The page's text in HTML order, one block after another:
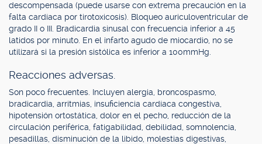
descompensada (puede usarse con extrema precaución en la
falta cardíaca por tirotoxicosis). Bloqueo auriculoventricular de
grado II o III. Bradicardia sinusal con frecuencia inferior a 45
latidos por minuto. En el infarto agudo de miocardio, no se
utilizará si la presión sistólica es inferior a 100mmHg.
Reacciones adversas.
Son poco frecuentes. Incluyen alergia, broncospasmo,
bradicardia, arritmias, insuficiencia cardíaca congestiva,
hipotensión ortostática, dolor en el pecho, reducción de la
circulación periférica, fatigabilidad, debilidad, somnolencia,
pesadillas, disminución de la libido, molestias digestivas,